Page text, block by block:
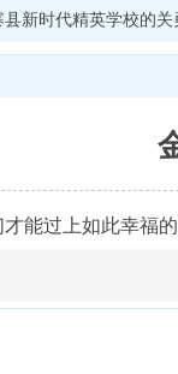
县新时代精英学校的关
能过上如此幸福